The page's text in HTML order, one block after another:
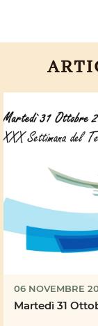
06 NOVEMBRE
Martedì 31